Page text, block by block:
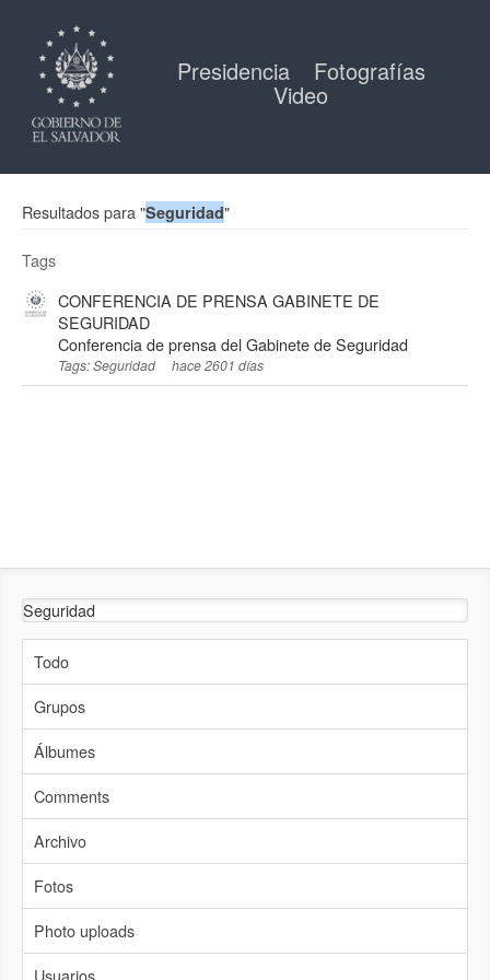
Presidencia Fotografías
Video
Resultados para "Seguridad"
Tags
CONFERENCIA DE PRENSA GABINETE DE
SEGURIDAD
Conferencia de prensa del Gabinete de Seguridad
Tags: Seguridad hace 2601 días
Todo
Grupos
Álbumes
Comments
Archivo
Fotos
Photo uploads
Usuarios